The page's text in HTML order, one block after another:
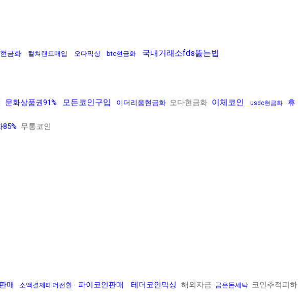
금화 컬쳐랜드매입 오다믹싱 btc현금화 국내거래소fds뚫는법
문화상품권91% 모든코인구입 이더리움현금화 오다현금화 이체코인 usdc현금화
휴
무통코인
매 소액결제테더전환 파이코인판매 테더코인믹싱 해외자금 금은돈세탁 코인추적피하